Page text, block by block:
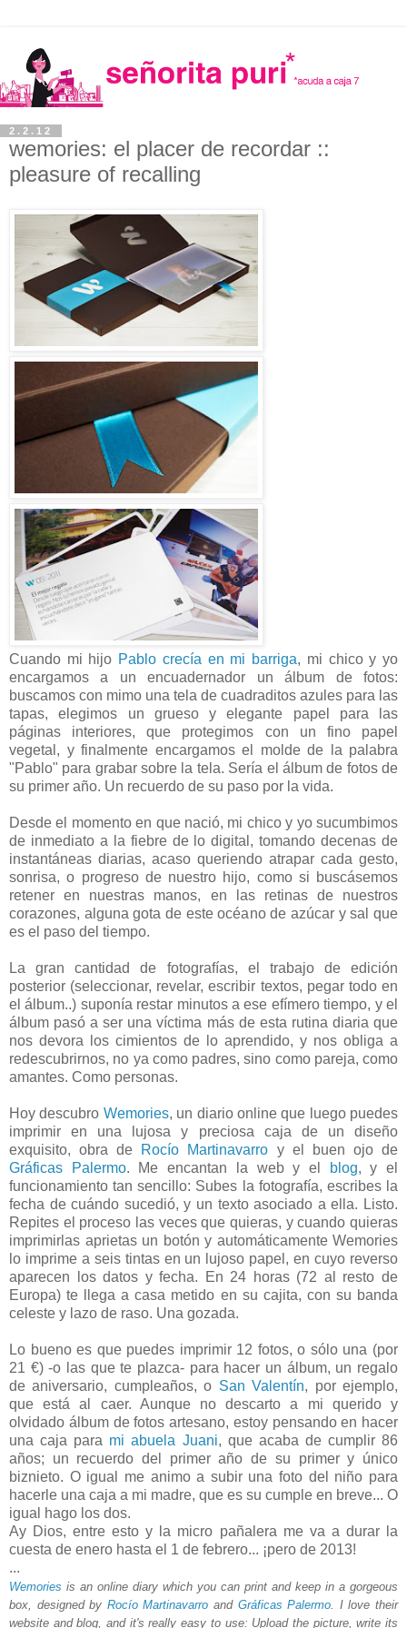
2.2.12
wemories: el placer de recordar ::
pleasure of recalling
Cuando mi hijo Pablo crecía en mi barriga, mi chico y yo
encargamos a un encuadernador un álbum de fotos:
buscamos con mimo una tela de cuadraditos azules para las
tapas, elegimos un grueso y elegante papel para las
páginas interiores, que protegimos con un fino papel
vegetal, y finalmente encargamos el molde de la palabra
"Pablo" para grabar sobre la tela. Sería el álbum de fotos de
su primer año. Un recuerdo de su paso por la vida.
Desde el momento en que nació, mi chico y yo sucumbimos
de inmediato a la fiebre de lo digital, tomando decenas de
instantáneas diarias, acaso queriendo atrapar cada gesto,
sonrisa, o progreso de nuestro hijo, como si buscásemos
retener en nuestras manos, en las retinas de nuestros
corazones, alguna gota de este océano de azúcar y sal que
es el paso del tiempo.
La gran cantidad de fotografías, el trabajo de edición
posterior (seleccionar, revelar, escribir textos, pegar todo en
el álbum..) suponía restar minutos a ese efímero tiempo, y el
álbum pasó a ser una víctima más de esta rutina diaria que
nos devora los cimientos de lo aprendido, y nos obliga a
redescubrirnos, no ya como padres, sino como pareja, como
amantes. Como personas.
Hoy descubro Wemories, un diario online que luego puedes
imprimir en una lujosa y preciosa caja de un diseño
exquisito, obra de Rocío Martinavarro y el buen ojo de
Gráficas Palermo. Me encantan la web y el blog, y el
funcionamiento tan sencillo: Subes la fotografía, escribes la
fecha de cuándo sucedió, y un texto asociado a ella. Listo.
Repites el proceso las veces que quieras, y cuando quieras
imprimirlas aprietas un botón y automáticamente Wemories
lo imprime a seis tintas en un lujoso papel, en cuyo reverso
aparecen los datos y fecha. En 24 horas (72 al resto de
Europa) te llega a casa metido en su cajita, con su banda
celeste y lazo de raso. Una gozada.
Lo bueno es que puedes imprimir 12 fotos, o sólo una (por
21 €) -o las que te plazca- para hacer un álbum, un regalo
de aniversario, cumpleaños, o San Valentín, por ejemplo,
que está al caer. Aunque no descarto a mi querido y
olvidado álbum de fotos artesano, estoy pensando en hacer
una caja para mi abuela Juani, que acaba de cumplir 86
años; un recuerdo del primer año de su primer y único
biznieto. O igual me animo a subir una foto del niño para
hacerle una caja a mi madre, que es su cumple en breve... O
igual hago los dos.
Ay Dios, entre esto y la micro pañalera me va a durar la
cuesta de enero hasta el 1 de febrero... ¡pero de 2013!
...
Wemories is an online diary which you can print and keep in a gorgeous
box, designed by Rocío Martinavarro and Gráficas Palermo . I love their
website and blog, and it's really easy to use: Upload the picture, write its